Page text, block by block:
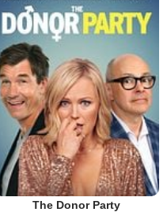
The Donor Party